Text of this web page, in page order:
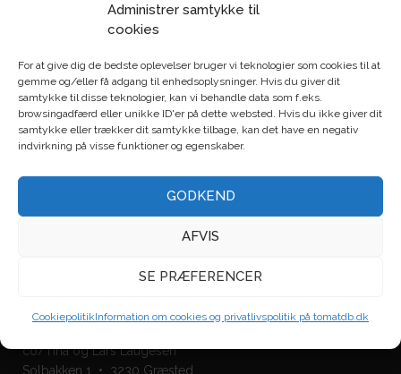
Administrer samtykke til
cookies
For at give dig de bedste oplevelser bruger vi teknologier som cookies til at
gemme og/eller få adgang til enhedsoplysninger. Hvis du giver dit
samtykke til disse teknologier, kan vi behandle data som f.eks.
browsingadfærd eller unikke ID'er på dette websted. Hvis du ikke giver dit
samtykke eller trækker dit samtykke tilbage, kan det have en negativ
indvirkning på visse funktioner og egenskaber.
GODKEND
AFVIS
SE PRÆFERENCER
CookiepolitikInformation om cookies og privatlivspolitik på tomatdb.dk
Rigtig god fornøjelse
Tomatdatabasen.dk
CVR: 27008925
co/Tina og Lars Laugesen
Solbakken 1 • 3230 Græsted